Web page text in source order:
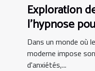
Exploration
l'hypnose
stress
Dans un monde où
moderne impose
d'anxiétés,...